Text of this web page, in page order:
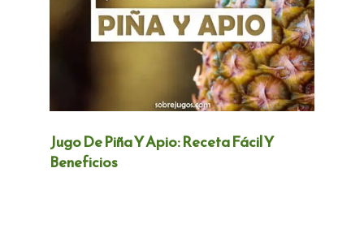
Jugo De Piña Y Apio: Receta Fácil Y
Beneficios